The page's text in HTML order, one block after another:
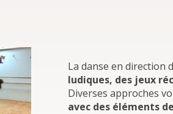
La danse en direction
ludiques, des jeux
Diverses approches
avec des éléments